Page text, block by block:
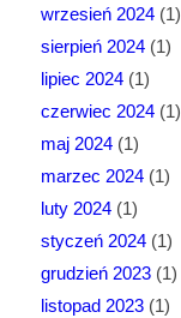
wrzesień 2024(1)
sierpień 2024(1)
lipiec 2024(1)
czerwiec 2024(1)
maj 2024(1)
marzec 2024(1)
luty 2024(1)
styczeń 2024(1)
grudzień 2023(1)
listopad 2023(1)